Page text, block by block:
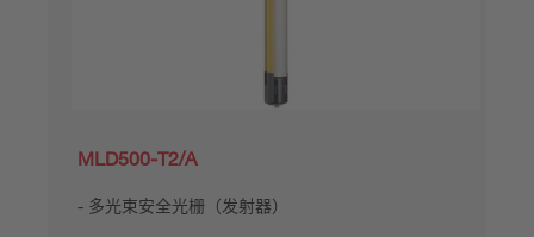
MLD500-T2/A
多光束安全光栅（发射器）